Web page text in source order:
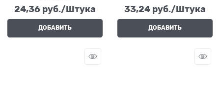
24,36 руб./Штука
ДОБАВИТЬ
33,24 руб./Штука
ДОБАВИТЬ